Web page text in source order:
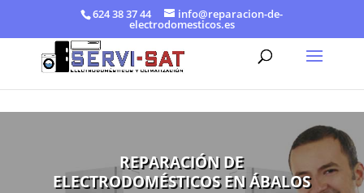
624 38 37 44 info@reparacion-de-
electrodomesticos.es
REPARACIÓN DE
ELECTRODOMÉSTICOS EN ÁBALOS